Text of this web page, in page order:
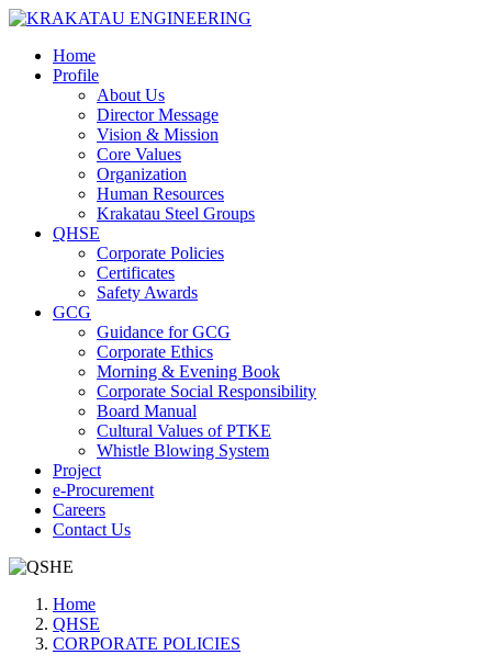
Home
Profile
About Us
Director Message
Vision & Mission
Core Values
Organization
Human Resources
Krakatau Steel Groups
QHSE
Corporate Policies
Certificates
Safety Awards
GCG
Guidance for GCG
Corporate Ethics
Morning & Evening Book
Corporate Social Responsibility
Board Manual
Cultural Values of PTKE
Whistle Blowing System
Project
e-Procurement
Careers
Contact Us
Home
QHSE
CORPORATE POLICIES